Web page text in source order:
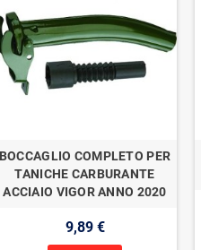
BOCCAGLIO COMPLETO PER
TANICHE CARBURANTE
ACCIAIO VIGOR ANNO 2020
9,89 €